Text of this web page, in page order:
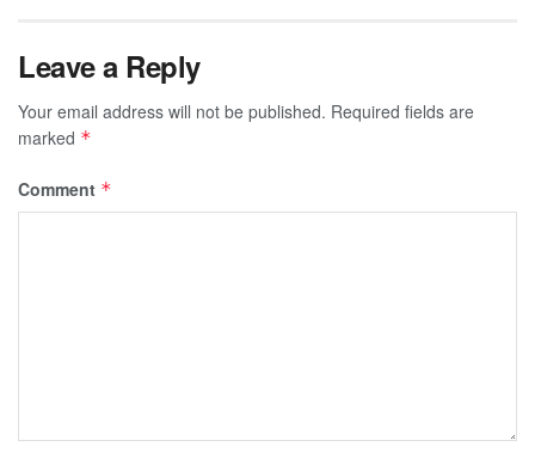
Leave a Reply
Your email address will not be published. Required fields are
marked *
Comment *